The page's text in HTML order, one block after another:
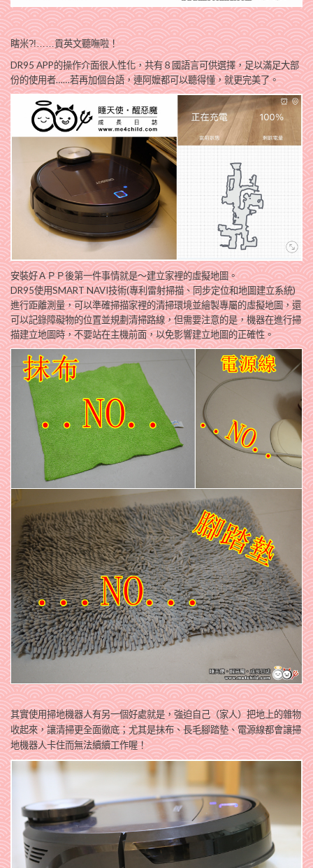
瞎米?!……貢英文聽嘸啦！
DR95 APP的操作介面很人性化，共有８國語言可供選擇，足以滿足大部
份的使用者……若再加個台語，連阿嬤都可以聽得懂，就更完美了。
安裝好ＡＰＰ後第一件事情就是～建立家裡的虛擬地圖。
DR95使用SMART NAVI技術(專利雷射掃描、同步定位和地圖建立系統)
進行距離測量，可以準確掃描家裡的清掃環境並繪製專屬的虛擬地圖，還
可以記錄障礙物的位置並規劃清掃路線，但需要注意的是，機器在進行掃
描建立地圖時，不要站在主機前面，以免影響建立地圖的正確性。
其實使用掃地機器人有另一個好處就是，強迫自己（家人）把地上的雜物
收起來，讓清掃更全面徹底；尤其是抺布、長毛腳踏墊、電源線都會讓掃
地機器人卡住而無法續續工作喔！